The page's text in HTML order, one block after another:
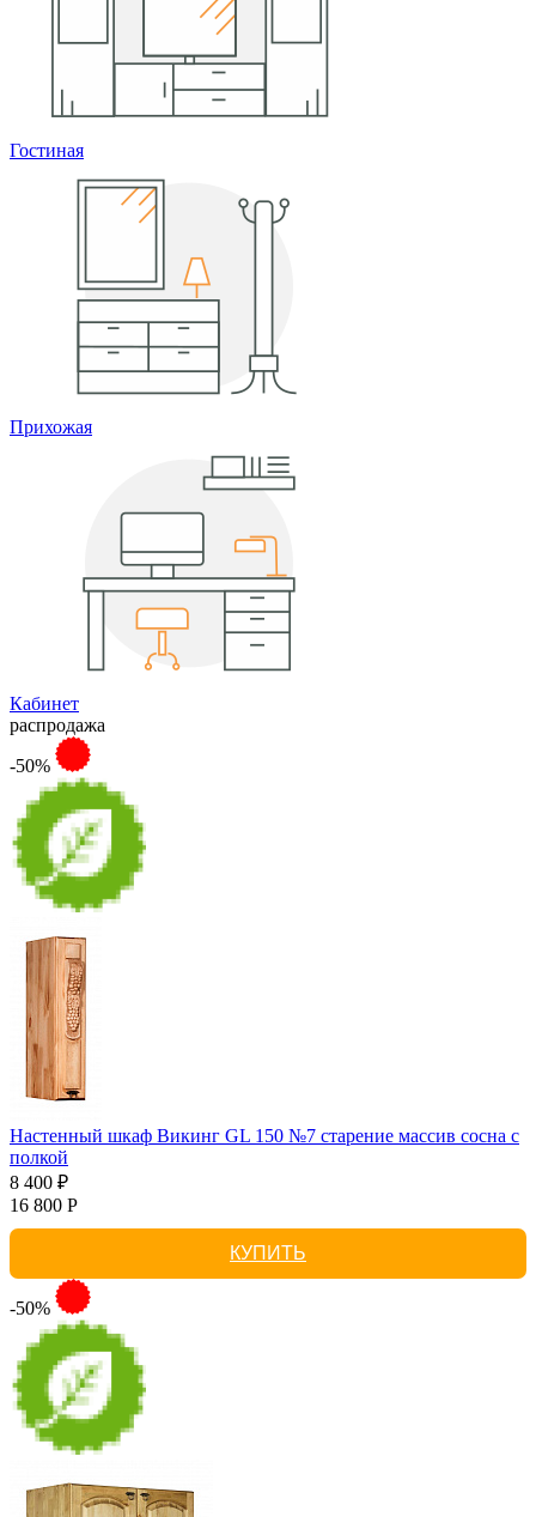
Гостиная
Прихожая
Кабинет
распродажа
-50%
Настенный шкаф Викинг GL 150 №7 старение массив сосна с
полкой
8 400 ₽
16 800 Р
КУПИТЬ
-50%